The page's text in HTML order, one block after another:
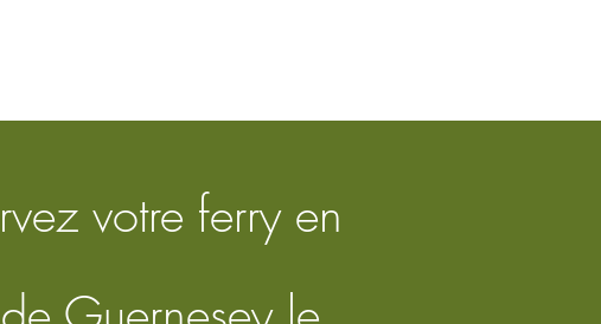
votre ferry en